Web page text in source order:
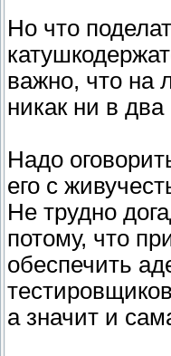
Но что
важно, что на
никак ни в
Надо
его с
Не трудно
потому, что
обеспечить
а значит и